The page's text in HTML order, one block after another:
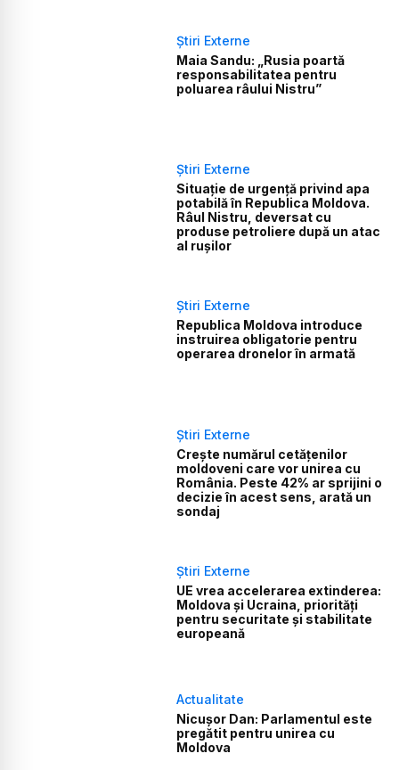
Știri Externe
Maia Sandu: „Rusia poartă
responsabilitatea pentru
poluarea râului Nistru”
Știri Externe
Situație de urgență privind apa
potabilă în Republica Moldova.
Râul Nistru, deversat cu
produse petroliere după un atac
al rușilor
Știri Externe
Republica Moldova introduce
instruirea obligatorie pentru
operarea dronelor în armată
Știri Externe
Crește numărul cetățenilor
moldoveni care vor unirea cu
România. Peste 42% ar sprijini o
decizie în acest sens, arată un
sondaj
Știri Externe
UE vrea accelerarea extinderea:
Moldova și Ucraina, priorități
pentru securitate și stabilitate
europeană
Actualitate
Nicușor Dan: Parlamentul este
pregătit pentru unirea cu
Moldova